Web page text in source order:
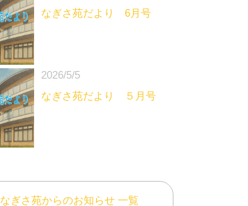
なぎさ苑だより 6月号
2026/5/5
なぎさ苑だより ５月号
なぎさ苑からのお知らせ 一覧